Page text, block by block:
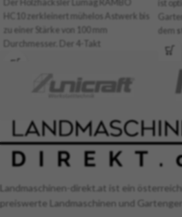
Der Holzhäcksler Lumag RAMBO
HC10 zerkleinert mühelos Astwerk bis
zu einer Stärke von 100 mm
Durchmesser. Der 4-Takt
Benzinmotor hat eine Leistung von 5,6
sparsam. Der große Einfülltrichter
Messertrommel hat eine enorme
Einzugskraft und verarbeitet auch
widerspenstiges Material.
ist
dem
und
Kraft
und
cm.
Landmaschinen-direkt.at ist ein
preiswerte Landmaschinen und